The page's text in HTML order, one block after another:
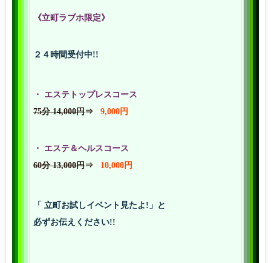
《立町ラブホ限定》
２４時間受付中!!
・ エステトップレスコース
75分 14,000円⇒ 9,000円
・ エステ＆ヘルスコース
60分 13,000円⇒ 10,000円
「 立町お試しイベント見たよ!」と
必ずお伝えください!!